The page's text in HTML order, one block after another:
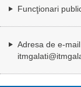
Funcţionari
Adresa de e-